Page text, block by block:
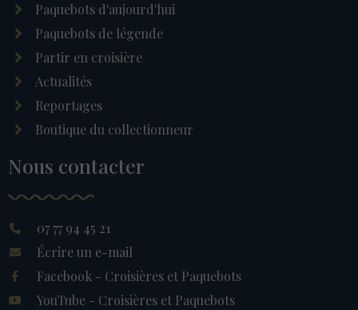
Paquebots d'aujourd'hui
Paquebots de légende
Partir en croisière
Actualités
Reportages
Boutique du collectionneur
Nous contacter
07 77 94 45 21
Écrire un e-mail
Facebook - Croisières et Paquebots
YouTube - Croisières et Paquebots